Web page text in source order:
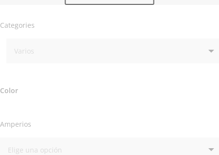
Categories
Color
Amperios